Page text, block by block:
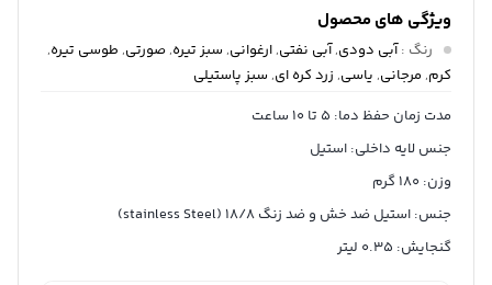
ویژگی های محصول
رنگ :آبی دودی,آبی نفتی,ارغوانی, سبز تیره,صورتی, طوسی تیره,
کرم, مرجانی, یاسی, زرد کره ای, سبز پاستیلی
مدت زمان حفظ دما: ۵ تا ۱۰ ساعت
جنس لایه داخلی: استیل
وزن: 180 گرم
جنس: استیل ضد خش و ضد زنگ 18/8 (stainless Steel)
گنجایش: 0.35 لیتر